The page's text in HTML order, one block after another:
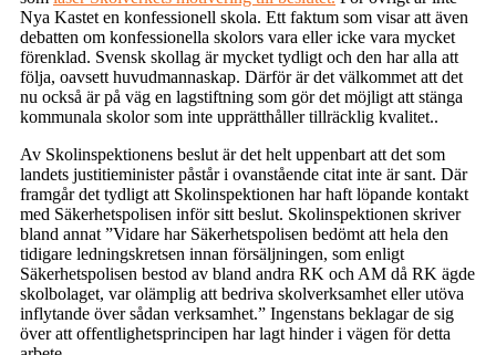
Nya Kastet en konfessionell skola. Ett faktum som visar att även
debatten om konfessionella skolors vara eller icke vara mycket
förenklad. Svensk skollag är mycket tydligt och den har alla att
följa, oavsett huvudmannaskap. Därför är det välkommet att det
nu också är på väg en lagstiftning som gör det möjligt att stänga
kommunala skolor som inte upprätthåller tillräcklig kvalitet..
Av Skolinspektionens beslut är det helt uppenbart att det som
landets justitieminister påstår i ovanstående citat inte är sant. Där
framgår det tydligt att Skolinspektionen har haft löpande kontakt
med Säkerhetspolisen inför sitt beslut. Skolinspektionen skriver
bland annat ”Vidare har Säkerhetspolisen bedömt att hela den
tidigare ledningskretsen innan försäljningen, som enligt
Säkerhetspolisen bestod av bland andra RK och AM då RK ägde
skolbolaget, var olämplig att bedriva skolverksamhet eller utöva
inflytande över sådan verksamhet.” Ingenstans beklagar de sig
över att offentlighetsprincipen har lagt hinder i vägen för detta